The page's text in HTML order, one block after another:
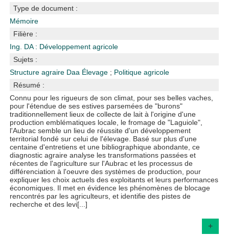
Type de document :
Mémoire
Filière :
Ing. DA : Développement agricole
Sujets :
Structure agraire Daa Élevage ; Politique agricole
Résumé :
Connu pour les rigueurs de son climat, pour ses belles vaches,
pour l'étendue de ses estives parsemées de "burons"
traditionnellement lieux de collecte de lait à l'origine d'une
production emblématiques locale, le fromage de "Laguiole",
l'Aubrac semble un lieu de réussite d'un développement
territorial fondé sur celui de l'élevage. Basé sur plus d'une
centaine d'entretiens et une bibliographique abondante, ce
diagnostic agraire analyse les transformations passées et
récentes de l'agriculture sur l'Aubrac et les processus de
différenciation à l'oeuvre des systèmes de production, pour
expliquer les choix actuels des exploitants et leurs performances
économiques. Il met en évidence les phénomènes de blocage
rencontrés par les agriculteurs, et identifie des pistes de
recherche et des levi[...]
+